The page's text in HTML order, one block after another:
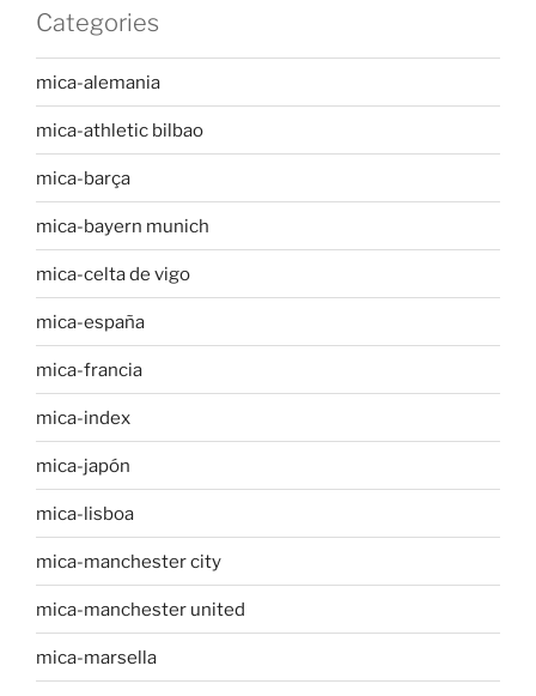
Categories
mica-alemania
mica-athletic bilbao
mica-barça
mica-bayern munich
mica-celta de vigo
mica-españa
mica-francia
mica-index
mica-japón
mica-lisboa
mica-manchester city
mica-manchester united
mica-marsella